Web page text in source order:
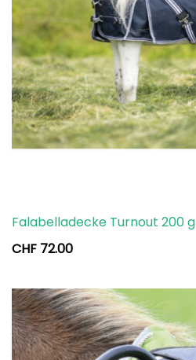
Falabelladecke Turnout 200 g
CHF 72.00